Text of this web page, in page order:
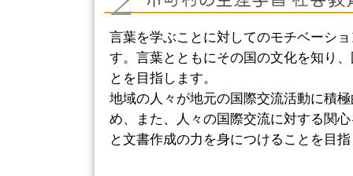
言葉を学ぶことに対してのモチベーシ
す。言葉とともにその国の文化を知り
とを目指します。
地域の人々が地元の国際交流活動に積
め、また、人々の国際交流に対する関
と文書作成の力を身につけることを目